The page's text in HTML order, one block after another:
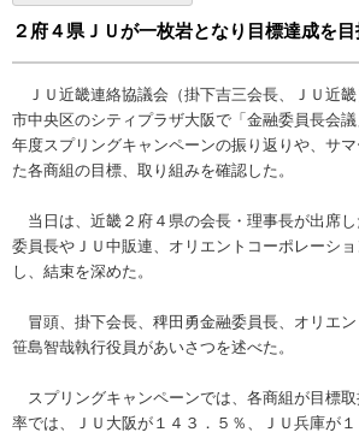
２府４県ＪＵが一枚岩となり目標達成を
ＪＵ近畿連絡協議会（掛下吉三会長、ＪＵ近
市中央区のシティプラザ大阪で「金融委員長会
年度スプリングキャンペーンの振り返りや、サ
た各商組の目標、取り組みを確認した。
当日は、近畿２府４県の会長・理事長が出席
委員長やＪＵ中販連、オリエントコーポレーシ
し、結束を深めた。
冒頭、掛下会長、稗田勇金融委員長、オリエ
笹島智哉執行役員があいさつを述べた。
スプリングキャンペーンでは、各商組が目標
率では、ＪＵ大阪が１４３．５％、ＪＵ兵庫が